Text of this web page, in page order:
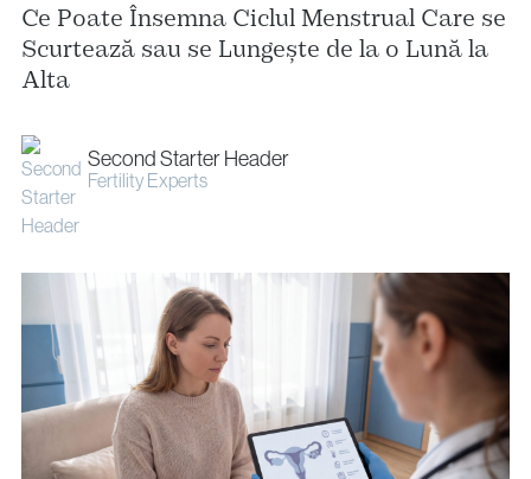
Ce Poate Însemna Ciclul Menstrual Care se
Scurtează sau se Lungește de la o Lună la
Alta
Second Starter Header
Fertility Experts